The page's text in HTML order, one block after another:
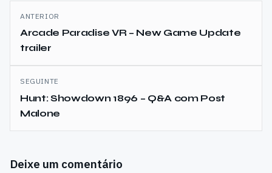
Navegação
de
artigos
ANTERIOR
Arcade Paradise VR – New Game Update
trailer
SEGUINTE
Hunt: Showdown 1896 – Q&A com Post
Malone
Deixe um comentário